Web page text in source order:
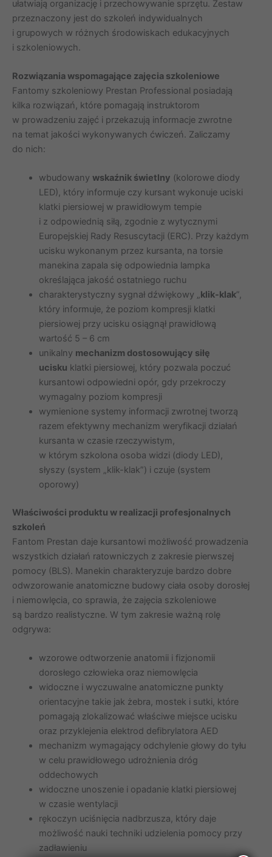
ułatwiają organizację i przechowywanie sprzętu. Zestaw
przeznaczony jest do szkoleń indywidualnych
i grupowych w różnych środowiskach edukacyjnych
i szkoleniowych.
Rozwiązania wspomagające zajęcia szkoleniowe
Fantomy szkoleniowy Prestan Professional posiadają
kilka rozwiązań, które pomagają instruktorom
w prowadzeniu zajęć i przekazują informacje zwrotne
na temat jakości wykonywanych ćwiczeń. Zaliczamy
do nich:
wbudowany wskaźnik świetlny (kolorowe diody
LED), który informuje czy kursant wykonuje uciski
klatki piersiowej w prawidłowym tempie
i z odpowiednią siłą, zgodnie z wytycznymi
Europejskiej Rady Resuscytacji (ERC). Przy każdym
ucisku wykonanym przez kursanta, na torsie
manekina zapala się odpowiednia lampka
określająca jakość ostatniego ruchu
charakterystyczny sygnał dźwiękowy „klik-klak”,
który informuje, że poziom kompresji klatki
piersiowej przy ucisku osiągnął prawidłową
wartość 5 – 6 cm
unikalny mechanizm dostosowujący siłę
ucisku klatki piersiowej, który pozwala poczuć
kursantowi odpowiedni opór, gdy przekroczy
wymagalny poziom kompresji
wymienione systemy informacji zwrotnej tworzą
razem efektywny mechanizm weryfikacji działań
kursanta w czasie rzeczywistym,
w którym szkolona osoba widzi (diody LED),
słyszy (system „klik-klak”) i czuje (system
oporowy)
Właściwości produktu w realizacji profesjonalnych
szkoleń
Fantom Prestan daje kursantowi możliwość prowadzenia
wszystkich działań ratowniczych z zakresie pierwszej
pomocy (BLS). Manekin charakteryzuje bardzo dobre
odwzorowanie anatomiczne budowy ciała osoby dorosłej
i niemowlęcia, co sprawia, że zajęcia szkoleniowe
są bardzo realistyczne. W tym zakresie ważną rolę
odgrywa:
wzorowe odtworzenie anatomii i fizjonomii
dorosłego człowieka oraz niemowlęcia
widoczne i wyczuwalne anatomiczne punkty
orientacyjne takie jak żebra, mostek i sutki, które
pomagają zlokalizować właściwe miejsce ucisku
oraz przyklejenia elektrod defibrylatora AED
mechanizm wymagający odchylenie głowy do tyłu
w celu prawidłowego udrożnienia dróg
oddechowych
widoczne unoszenie i opadanie klatki piersiowej
w czasie wentylacji
rękoczyn uciśnięcia nadbrzusza, który daje
możliwość nauki techniki udzielenia pomocy przy
zadławieniu